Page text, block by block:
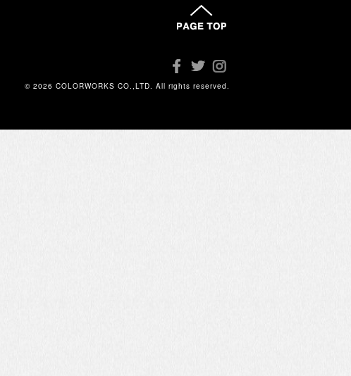
© 2026 COLORWORKS CO.,LTD. All rights reserved.